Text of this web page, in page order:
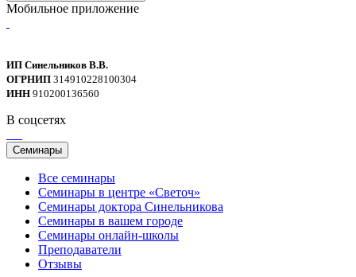
Мобильное приложение
ИП Синельников В.В.
ОГРНИП 314910228100304
ИНН 910200136560
В соцсетях
Семинары
Все семинары
Семинары в центре «Светоч»
Семинары доктора Синельникова
Семинары в вашем городе
Семинары онлайн-школы
Преподаватели
Отзывы